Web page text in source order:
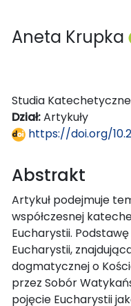
Aneta Krupka
Studia Katechetyczne
Dział:Artykuły
https://doi.org/
Abstrakt
Artykuł podejmuje
współczesnej
Eucharystii.
Eucharystii,
dogmatycznej o
przez Sobór
pojęcie Eucharystii